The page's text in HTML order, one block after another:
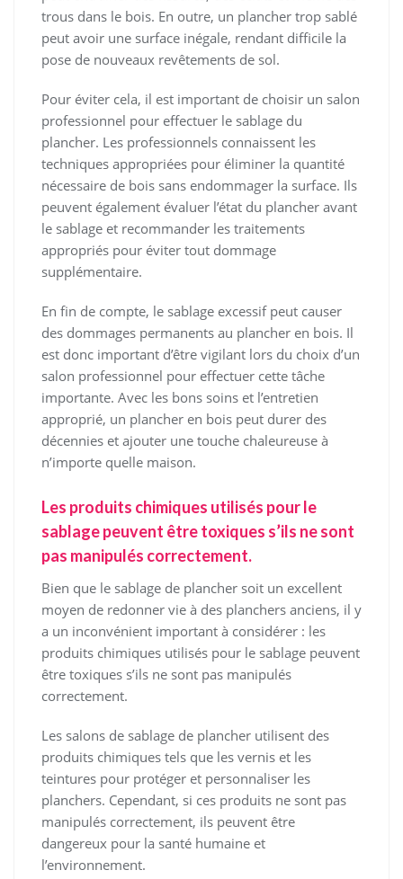
trous dans le bois. En outre, un plancher trop sablé
peut avoir une surface inégale, rendant difficile la
pose de nouveaux revêtements de sol.
Pour éviter cela, il est important de choisir un salon
professionnel pour effectuer le sablage du
plancher. Les professionnels connaissent les
techniques appropriées pour éliminer la quantité
nécessaire de bois sans endommager la surface. Ils
peuvent également évaluer l’état du plancher avant
le sablage et recommander les traitements
appropriés pour éviter tout dommage
supplémentaire.
En fin de compte, le sablage excessif peut causer
des dommages permanents au plancher en bois. Il
est donc important d’être vigilant lors du choix d’un
salon professionnel pour effectuer cette tâche
importante. Avec les bons soins et l’entretien
approprié, un plancher en bois peut durer des
décennies et ajouter une touche chaleureuse à
n’importe quelle maison.
Les produits chimiques utilisés pour le
sablage peuvent être toxiques s’ils ne sont
pas manipulés correctement.
Bien que le sablage de plancher soit un excellent
moyen de redonner vie à des planchers anciens, il y
a un inconvénient important à considérer : les
produits chimiques utilisés pour le sablage peuvent
être toxiques s’ils ne sont pas manipulés
correctement.
Les salons de sablage de plancher utilisent des
produits chimiques tels que les vernis et les
teintures pour protéger et personnaliser les
planchers. Cependant, si ces produits ne sont pas
manipulés correctement, ils peuvent être
dangereux pour la santé humaine et
l’environnement.